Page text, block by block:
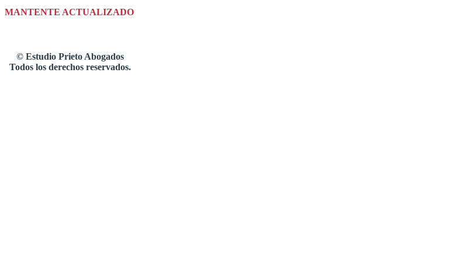
MANTENTE ACTUALIZADO
© Estudio Prieto Abogados
Todos los derechos reservados.